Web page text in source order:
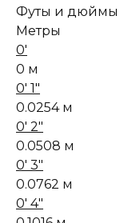
Футы и дюймы
Метры
0'
0 м
0' 1"
0.0254 м
0' 2"
0.0508 м
0' 3"
0.0762 м
0' 4"